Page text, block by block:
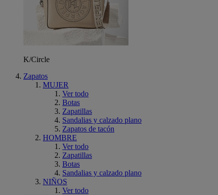
K/Circle
Zapatos
MUJER
Ver todo
Botas
Zapatillas
Sandalias y calzado plano
Zapatos de tacón
HOMBRE
Ver todo
Zapatillas
Botas
Sandalias y calzado plano
NIÑOS
Ver todo